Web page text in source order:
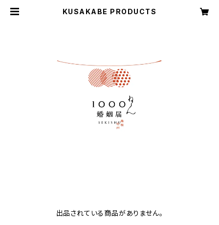
KUSAKABE PRODUCTS
出品されている商品がありません。